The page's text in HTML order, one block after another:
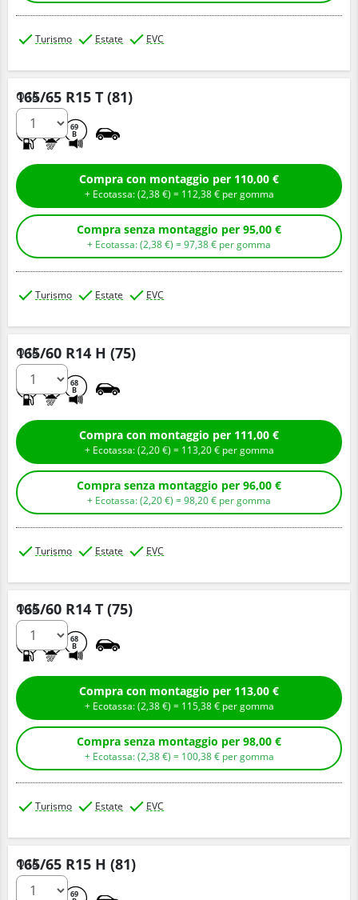
Turismo Estate EVC
165/65 R15 T (81)
69
B
Q.tà
Compra con montaggio per 110,00 €
+ Ecotassa: (2,38€ ) = 112,38€ per gomma
Compra senza montaggio per 95,00 €
+ Ecotassa: (2,38€ ) =97,38€ per gomma
Turismo Estate EVC
165/60 R14 H (75)
68
B
Q.tà
Compra con montaggio per 111,00 €
+ Ecotassa: (2,20€ ) = 113,20€ per gomma
Compra senza montaggio per 96,00 €
+ Ecotassa: (2,20€ ) =98,20€ per gomma
Turismo Estate EVC
165/60 R14 T (75)
68
B
Q.tà
Compra con montaggio per 113,00 €
+ Ecotassa: (2,38€ ) = 115,38€ per gomma
Compra senza montaggio per 98,00 €
+ Ecotassa: (2,38€ ) = 100,38€ per gomma
Turismo Estate EVC
165/65 R15 H (81)
69
Q.tà